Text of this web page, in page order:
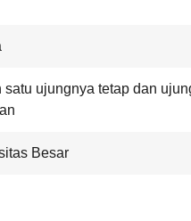
satu ujungnya tetap dan
Besar